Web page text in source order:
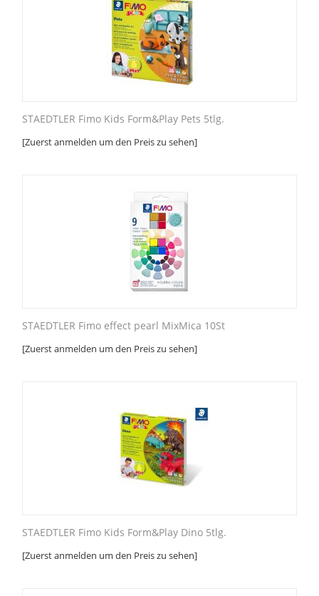
STAEDTLER Fimo Kids Form&Play Pets 5tlg.
[Zuerst anmelden um den Preis zu sehen]
STAEDTLER Fimo effect pearl MixMica 10St
[Zuerst anmelden um den Preis zu sehen]
STAEDTLER Fimo Kids Form&Play Dino 5tlg.
[Zuerst anmelden um den Preis zu sehen]